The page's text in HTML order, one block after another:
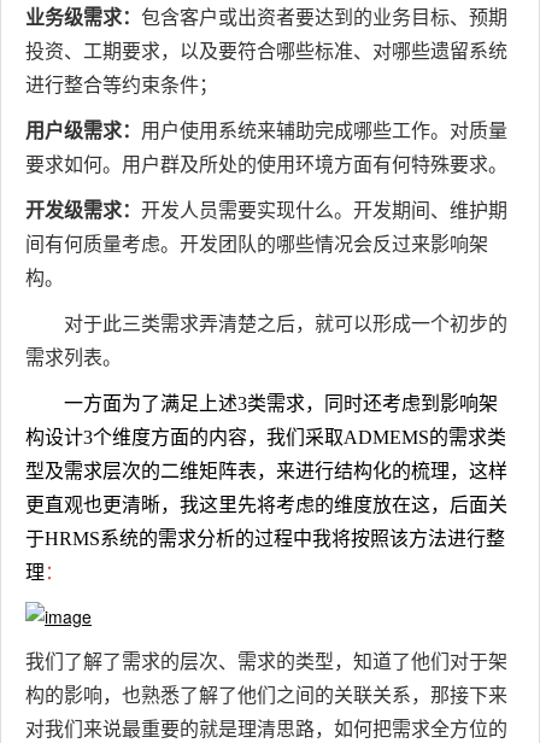
业务级需求： 包含客户或出资者要达到的业务目标、预期
投资、工期要求，以及要符合哪些标准、对哪些遗留系统
进行整合等约束条件；
用户级需求： 用户使用系统来辅助完成哪些工作。对质量
要求如何。用户群及所处的使用环境方面有何特殊要求。
开发级需求： 开发人员需要实现什么。开发期间、维护期
间有何质量考虑。开发团队的哪些情况会反过来影响架
构。
对于此三类需求弄清楚之后，就可以形成一个初步的
需求列表。
一方面为了满足上述3类需求，同时还考虑到影响架
构设计3个维度方面的内容，我们采取ADMEMS的需求类
型及需求层次的二维矩阵表，来进行结构化的梳理，这样
更直观也更清晰，我这里先将考虑的维度放在这，后面关
于HRMS系统的需求分析的过程中我将按照该方法进行整
理 ：
我们了解了需求的层次、需求的类型，知道了他们对于架
构的影响，也熟悉了解了他们之间的关联关系，那接下来
对我们来说最重要的就是理清思路，如何把需求全方位的